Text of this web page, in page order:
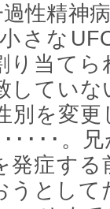
性精神
さな
り当て
してい
を変更
･････ 。
発症す
うとして